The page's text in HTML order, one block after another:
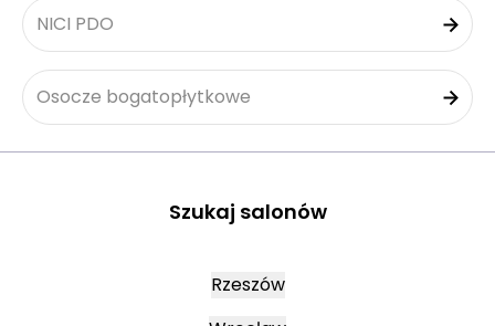
NICI PDO
Osocze bogatopłytkowe
Szukaj salonów
Rzeszów